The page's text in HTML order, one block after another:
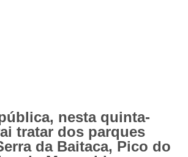
nesta quinta-
tratar dos parques
da Baitaca, Pico do